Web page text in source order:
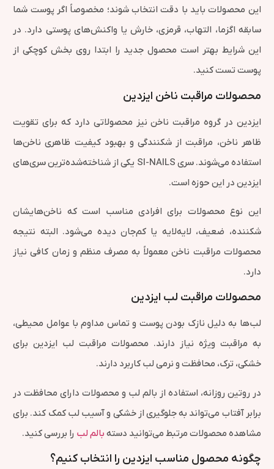
این محصولات باید با دقت انتخاب شوند؛ مخصوصاً اگر پوست شما
سابقه اگزما، التهاب، قرمزی، خارش یا واکنش‌های پوستی دارد. در
این شرایط بهتر است محصول جدید را ابتدا روی بخش کوچکی از
پوست تست کنید.
محصولات مراقبت ناخن ایزدین
ایزدین در گروه مراقبت ناخن نیز محصولاتی دارد که برای تقویت
ظاهر ناخن، مراقبت از شکنندگی و بهبود کیفیت ظاهری ناخن‌ها
استفاده می‌شوند. سری SI-NAILS یکی از شناخته‌شده‌ترین سری‌های
ایزدین در این حوزه است.
این نوع محصولات برای افرادی مناسب است که ناخن‌هایشان
شکننده، ضعیف، لایه‌لایه یا کم‌جان دیده می‌شود. البته نتیجه
محصولات مراقبت ناخن معمولاً به مصرف منظم و زمان کافی نیاز
دارد.
محصولات مراقبت لب ایزدین
لب‌ها به دلیل نازک بودن پوست و تماس مداوم با عوامل محیطی،
به مراقبت ویژه نیاز دارند. محصولات مراقبت لب ایزدین برای
خشکی، ترک، محافظت و نرمی لب کاربرد دارند.
در روتین روزانه، استفاده از بالم لب و محصولات دارای محافظت در
برابر آفتاب می‌تواند به جلوگیری از خشکی و آسیب لب کمک کند. برای
مشاهده محصولات مرتبط می‌توانید دسته بالم لب را بررسی کنید.
چگونه محصول مناسب ایزدین را انتخاب کنیم؟